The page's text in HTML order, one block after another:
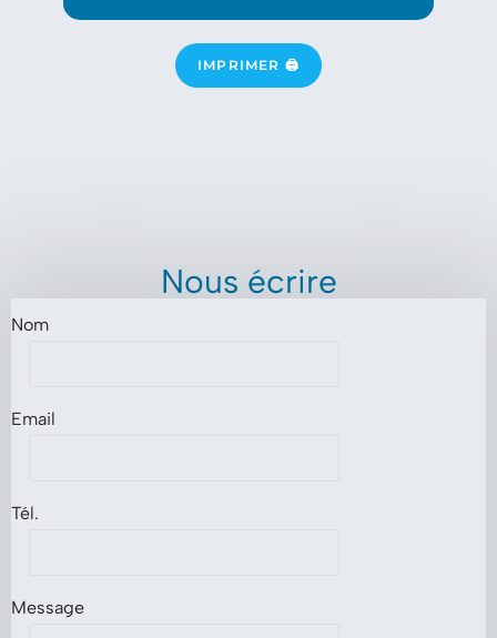
IMPRIMER 🖨
Nous écrire
Nom
Email
Tél.
Message